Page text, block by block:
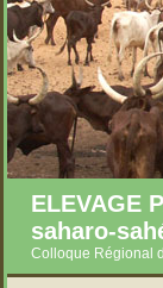
ELEVAGE
saharo-
Colloque Régional